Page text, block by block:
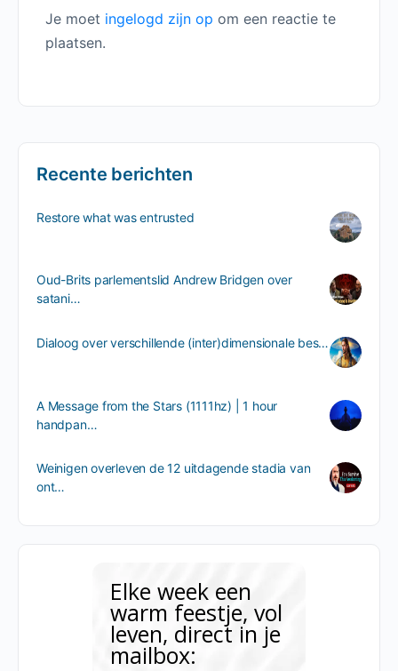
Je moet ingelogd zijn op om een reactie te
plaatsen.
Recente berichten
Restore what was entrusted
Oud-Brits parlementslid Andrew Bridgen over
satani…
Dialoog over verschillende (inter)dimensionale bes…
A Message from the Stars (1111hz) | 1 hour
handpan…
Weinigen overleven de 12 uitdagende stadia van
ont…
Elke week een
warm feestje, vol
leven, direct in je
mailbox: